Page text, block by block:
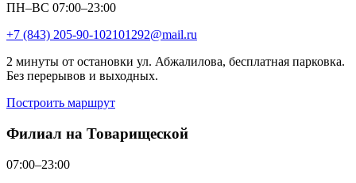
ПН–ВС 07:00–23:00
+7 (843) 205-90-102101292@mail.ru
2 минуты от остановки ул. Абжалилова, бесплатная парковка.
Без перерывов и выходных.
Построить маршрут
Филиал на Товарищеской
07:00–23:00